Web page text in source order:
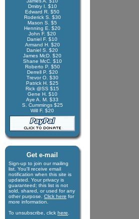
Dmitry I. $10
Edward R. $50
Roderick S. $30
Mason S. $5
Henning E. $20
John F. $20
Daniel F. $10
Armand H. $20
Daniel S. $20
James McD. $20
Shane McC. $10
Roberto P. $50
Derrell P. $20
Trevor O. $30
Patrick H. $25
Rick @SS $15
Gene H. $10
Aye A. M. $33
S. Cummings $25
Will F. $20
Get e-mail
Sign-up to join our mail­ing
list. You'll receive e­mail
notification when this site is
updated. Your privacy is
guaran­teed; this list is not
sold, shared, or used for any
other purpose. Click here for
more infor­mation.
To unsubscribe, click here